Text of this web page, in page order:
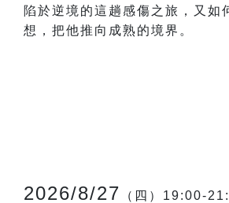
陷於逆境的這趟感傷之旅，又如
想，把他推向成熟的境界。
2026/8/27 （四）19:00-